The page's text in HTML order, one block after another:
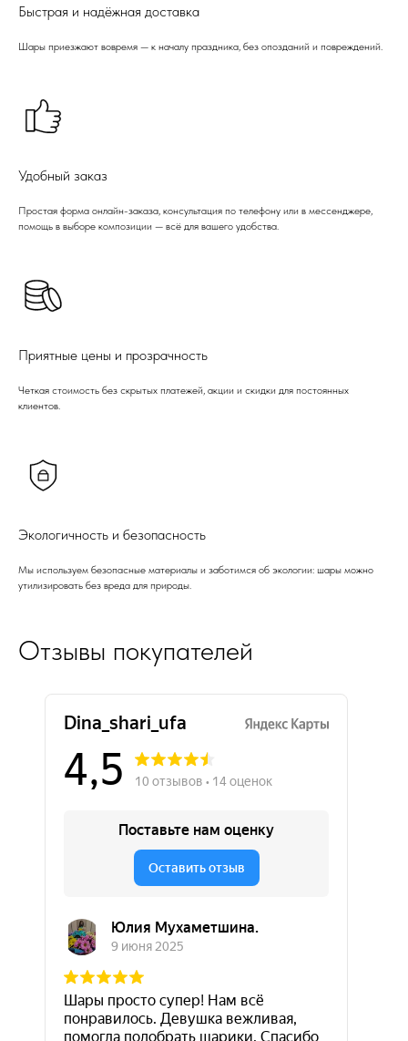
Быстрая и надёжная доставка
Шары приезжают вовремя — к началу праздника, без опозданий и повреждений.
Удобный заказ
Простая форма онлайн-заказа, консультация по телефону или в мессенджере,
помощь в выборе композиции — всё для вашего удобства.
Приятные цены и прозрачность
Четкая стоимость без скрытых платежей, акции и скидки для постоянных
клиентов.
Экологичность и безопасность
Мы используем безопасные материалы и заботимся об экологии: шары можно
утилизировать без вреда для природы.
Отзывы покупателей